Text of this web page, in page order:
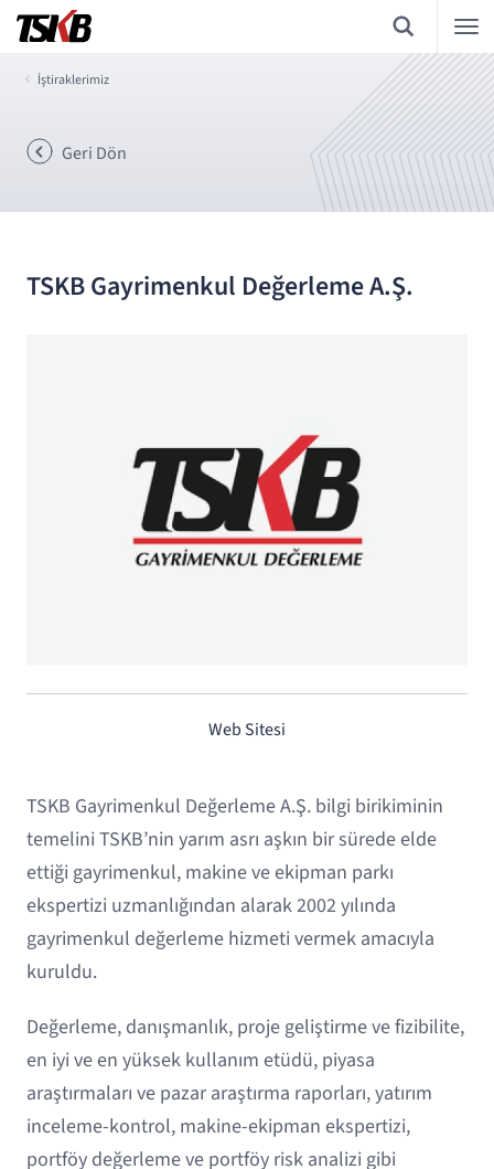
İştiraklerimiz
Geri Dön
TSKB Gayrimenkul Değerleme A.Ş.
Web Sitesi
TSKB Gayrimenkul Değerleme A.Ş. bilgi birikiminin
temelini TSKB’nin yarım asrı aşkın bir sürede elde
ettiği gayrimenkul, makine ve ekipman parkı
ekspertizi uzmanlığından alarak 2002 yılında
gayrimenkul değerleme hizmeti vermek amacıyla
kuruldu.
Değerleme, danışmanlık, proje geliştirme ve fizibilite,
en iyi ve en yüksek kullanım etüdü, piyasa
araştırmaları ve pazar araştırma raporları, yatırım
inceleme-kontrol, makine-ekipman ekspertizi,
portföy değerleme ve portföy risk analizi gibi